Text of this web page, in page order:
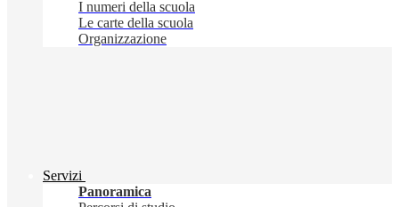
I numeri della scuola
Le carte della scuola
Organizzazione
Servizi
Panoramica